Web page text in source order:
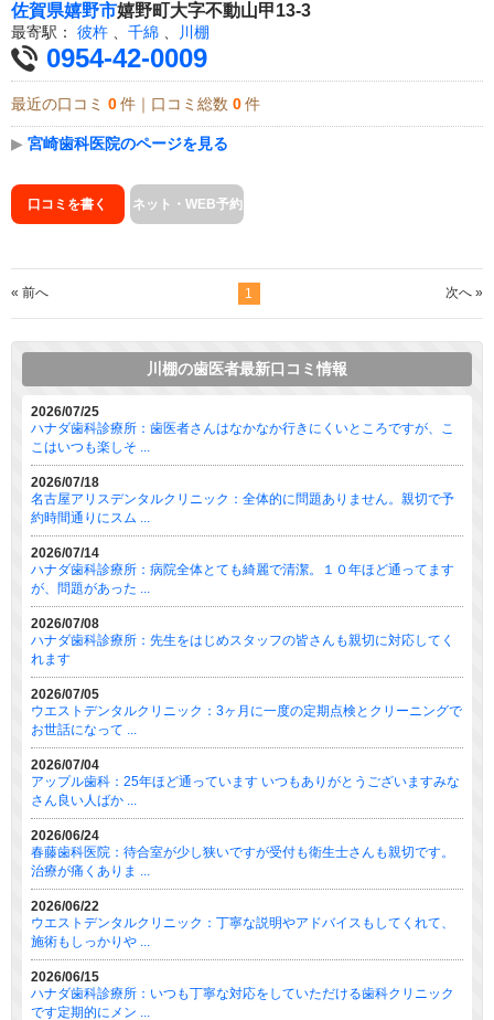
佐賀県嬉野市嬉野町大字不動山甲13-3
最寄駅： 彼杵 千綿 川棚
0954-42-0009
最近の口コミ 0 件｜口コミ総数 0 件
▶ 宮崎歯科医院のページを見る
口コミを書く ネット・WEB予約
« 前へ 1 次へ »
川棚の歯医者最新口コミ情報
2026/07/25
ハナダ歯科診療所：歯医者さんはなかなか行きにくいところですが、こ
こはいつも楽しそ ...
2026/07/18
名古屋アリスデンタルクリニック：全体的に問題ありません。親切で予
約時間通りにスム ...
2026/07/14
ハナダ歯科診療所：病院全体とても綺麗で清潔。１０年ほど通ってます
が、問題があった ...
2026/07/08
ハナダ歯科診療所：先生をはじめスタッフの皆さんも親切に対応してく
れます
2026/07/05
ウエストデンタルクリニック：3ヶ月に一度の定期点検とクリーニングで
お世話になって ...
2026/07/04
アップル歯科：25年ほど通っています いつもありがとうございますみな
さん良い人ばか ...
2026/06/24
春藤歯科医院：待合室が少し狭いですが受付も衛生士さんも親切です。
治療が痛くありま ...
2026/06/22
ウエストデンタルクリニック：丁寧な説明やアドバイスもしてくれて、
施術もしっかりや ...
2026/06/15
ハナダ歯科診療所：いつも丁寧な対応をしていただける歯科クリニック
です定期的にメン ...